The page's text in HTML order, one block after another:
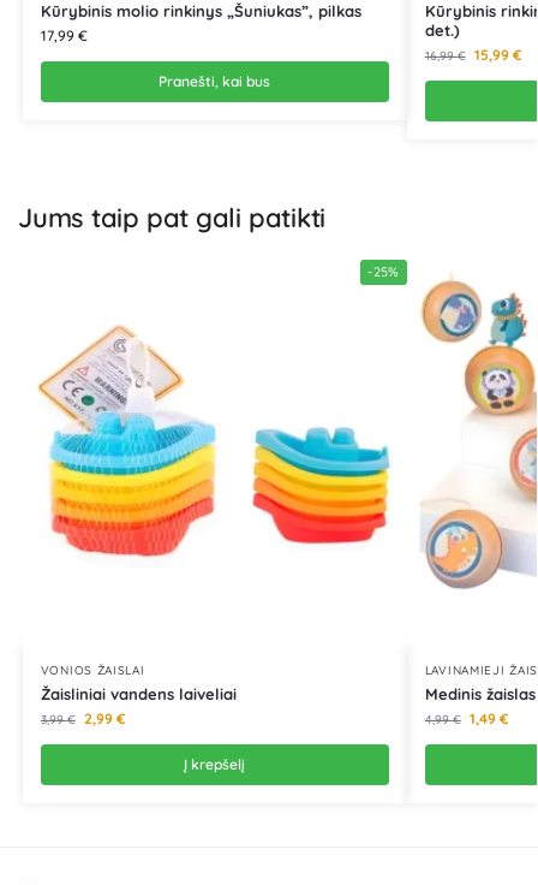
Kūrybinis molio rinkinys „Šuniukas”, pilkas
17,99 €
Pranešti, kai bus
Kūrybinis
det.)
16,99€ 15,99 €
Jums taip pat gali patikti
-25%
VONIOS ŽAISLAI
Žaisliniai vandens laiveliai
3,99€ 2,99 €
Į krepšelį
LAVINAMIEJI
Medinis žaislas
4,99€ 1,49 €